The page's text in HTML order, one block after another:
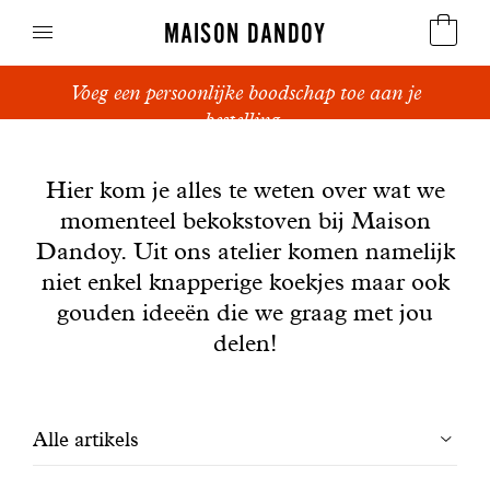
MAISON DANDOY
Speculoos
Suikerbrood en peperkoek
Cakes
Snoepgoed
Voeg een persoonlijke boodschap toe aan je
bestelling.
Hier kom je alles te weten over wat we
momenteel bekokstoven bij Maison
Dandoy. Uit ons atelier komen namelijk
niet enkel knapperige koekjes maar ook
gouden ideeën die we graag met jou
delen!
Filtrer
Alle artikels